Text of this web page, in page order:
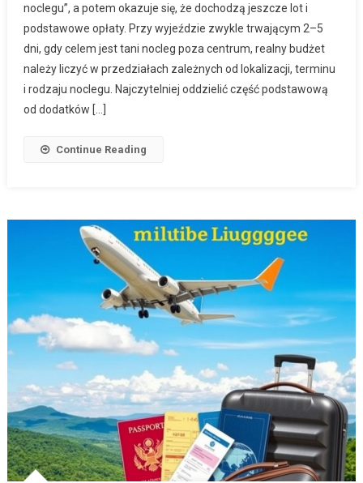
noclegu”, a potem okazuje się, że dochodzą jeszcze lot i
podstawowe opłaty. Przy wyjeździe zwykle trwającym 2–5
dni, gdy celem jest tani nocleg poza centrum, realny budżet
należy liczyć w przedziałach zależnych od lokalizacji, terminu
i rodzaju noclegu. Najczytelniej oddzielić część podstawową
od dodatków […]
Continue Reading